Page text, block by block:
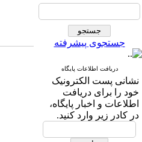
جستجوی پیشرفته
دریافت اطلاعات پایگاه
نشانی پست الکترونیک
خود را برای دریافت
اطلاعات و اخبار پایگاه،
در کادر زیر وارد کنید.